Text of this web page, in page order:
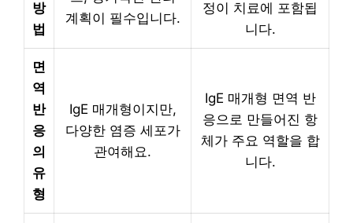
방
법
계획이 필수입니다.
정이 치료에 포함됩
니다.
면
역
반
응
의
유
형
IgE 매개형이지만,
다양한 염증 세포가
관여해요.
IgE 매개형 면역 반
응으로 만들어진 항
체가 주요 역할을 합
니다.